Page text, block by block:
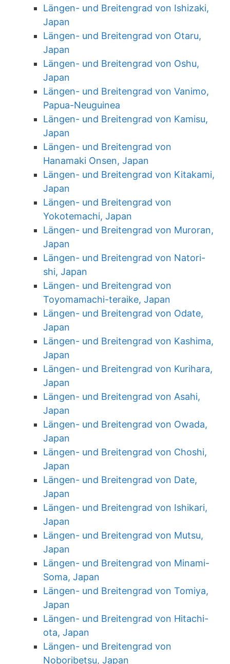
Längen- und Breitengrad von Ishizaki,
Japan
Längen- und Breitengrad von Otaru,
Japan
Längen- und Breitengrad von Oshu,
Japan
Längen- und Breitengrad von Vanimo,
Papua-Neuguinea
Längen- und Breitengrad von Kamisu,
Japan
Längen- und Breitengrad von
Hanamaki Onsen, Japan
Längen- und Breitengrad von Kitakami,
Japan
Längen- und Breitengrad von
Yokotemachi, Japan
Längen- und Breitengrad von Muroran,
Japan
Längen- und Breitengrad von Natori-
shi, Japan
Längen- und Breitengrad von
Toyomamachi-teraike, Japan
Längen- und Breitengrad von Odate,
Japan
Längen- und Breitengrad von Kashima,
Japan
Längen- und Breitengrad von Kurihara,
Japan
Längen- und Breitengrad von Asahi,
Japan
Längen- und Breitengrad von Owada,
Japan
Längen- und Breitengrad von Choshi,
Japan
Längen- und Breitengrad von Date,
Japan
Längen- und Breitengrad von Ishikari,
Japan
Längen- und Breitengrad von Mutsu,
Japan
Längen- und Breitengrad von Minami-
Soma, Japan
Längen- und Breitengrad von Tomiya,
Japan
Längen- und Breitengrad von Hitachi-
ota, Japan
Längen- und Breitengrad von
Noboribetsu, Japan